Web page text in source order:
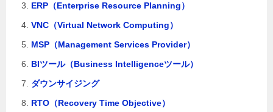
ERP（Enterprise Resource Planning）
VNC（Virtual Network Computing）
MSP（Management Services Provider）
BIツール（Business Intelligenceツール）
ダウンサイジング
RTO（Recovery Time Objective）